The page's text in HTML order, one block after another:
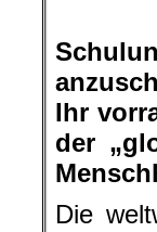
Ihr
der
Die